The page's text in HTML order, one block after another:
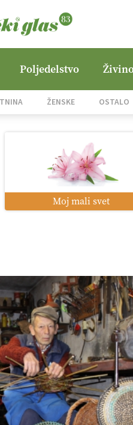
Poljedelstvo
ŽENSKE OSTALO
Moj mali svet